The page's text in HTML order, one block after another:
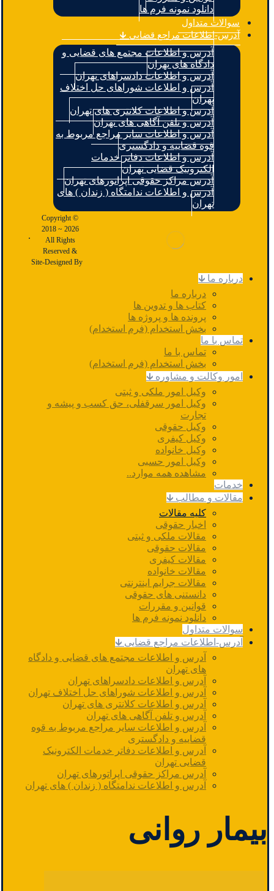
دانلود نمونه فرم ها
سوالات متداول
آدرس-اطلاعات مراجع قضایی 🡳
آدرس و اطلاعات مجتمع های قضایی و
دادگاه های تهران
آدرس و اطلاعات دادسراهای تهران
آدرس و اطلاعات شوراهای حل اختلاف
تهران
آدرس و اطلاعات کلانتری های تهران
آدرس و تلفن آگاهی های تهران
آدرس و اطلاعات سایر مراجع مربوط به
قوه قضاییه و دادگستری
آدرس و اطلاعات دفاتر خدمات
الکترونیک قضایی تهران
آدرس مراکز حقوقی اپراتورهای تهران
آدرس و اطلاعات ندامتگاه ( زندان ) های
تهران
.
درباره ما 🡳
درباره ما
کتاب ها و تدوین ها
پرونده ها و پروژه ها
بخش استخدام (فرم استخدام)
تماس با ما
تماس با ما
بخش استخدام (فرم استخدام)
امور وکالت و مشاوره 🡳
وکیل امور ملکی و ثبتی
وکیل امور سرقفلی، حق کسب و پیشه و
تجارت
وکیل حقوقی
وکیل کیفری
وکیل خانواده
وکیل امور حسبی
مشاهده همه موارد..
خدمات
مقالات و مطالب 🡳
کلیه مقالات
اخبار حقوقی
مقالات ملکی و ثبتی
مقالات حقوقی
مقالات کیفری
مقالات خانواده
مقالات جرایم اینترنتی
دانستنی های حقوقی
قوانین و مقررات
دانلود نمونه فرم ها
سوالات متداول
آدرس-اطلاعات مراجع قضایی 🡳
آدرس و اطلاعات مجتمع های قضایی و دادگاه
های تهران
آدرس و اطلاعات دادسراهای تهران
آدرس و اطلاعات شوراهای حل اختلاف تهران
آدرس و اطلاعات کلانتری های تهران
آدرس و تلفن آگاهی های تهران
آدرس و اطلاعات سایر مراجع مربوط به قوه
قضاییه و دادگستری
آدرس و اطلاعات دفاتر خدمات الکترونیک
قضایی تهران
آدرس مراکز حقوقی اپراتورهای تهران
آدرس و اطلاعات ندامتگاه ( زندان ) های تهران
بیمار روانی
Copyright ©
2018 ~ 2026
All Rights
Reserved &
Site-Designed By